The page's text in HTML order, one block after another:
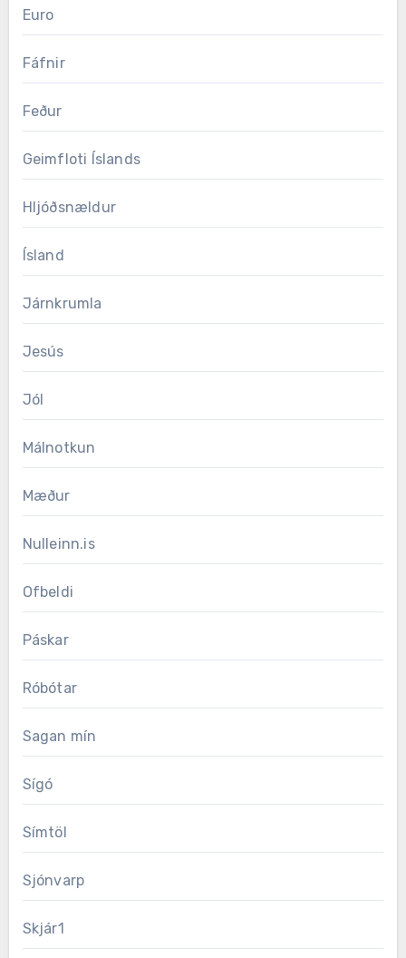
Euro
Fáfnir
Feður
Geimfloti Íslands
Hljóðsnældur
Ísland
Járnkrumla
Jesús
Jól
Málnotkun
Mæður
Nulleinn.is
Ofbeldi
Páskar
Róbótar
Sagan mín
Sígó
Símtöl
Sjónvarp
Skjár1